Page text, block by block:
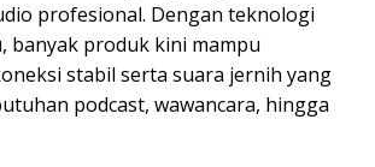
profesional. Dengan teknologi
banyak produk kini mampu
stabil serta suara jernih yang
podcast, wawancara, hingga